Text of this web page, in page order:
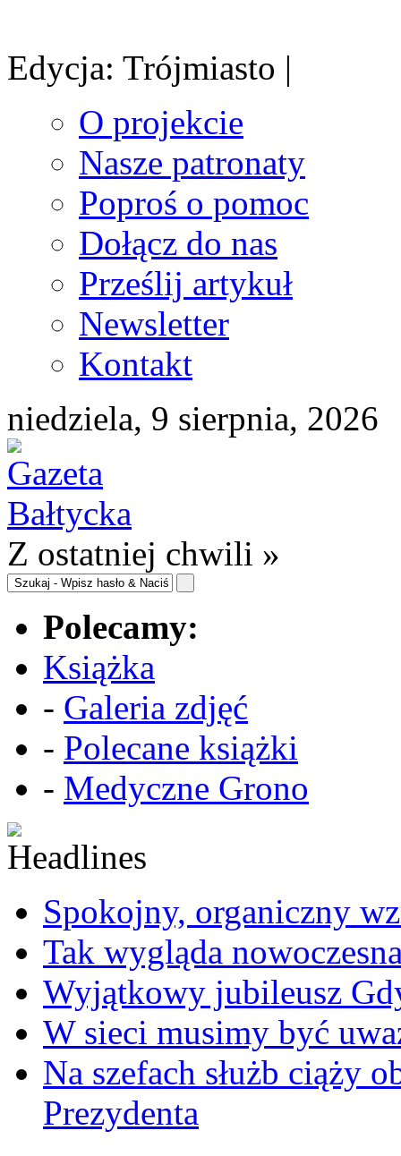
Edycja: Trójmiasto |
O projekcie
Nasze patronaty
Poproś o pomoc
Dołącz do nas
Prześlij artykuł
Newsletter
Kontakt
niedziela, 9 sierpnia, 2026
Z ostatniej chwili »
Polecamy:
Książka
- Galeria zdjęć
- Polecane książki
- Medyczne Grono
Spokojny, organiczny
Tak wygląda
Wyjątkowy jubileusz
W sieci musimy być
Na szefach służb ciąży
Prezydenta